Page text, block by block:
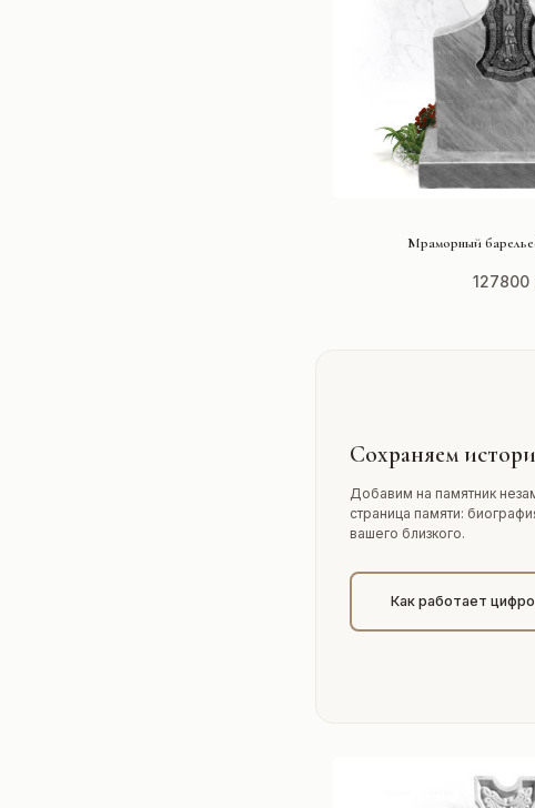
Мраморный
127800
Сохраняем
Добавим на памятник
страница памяти:
вашего близкого.
Как работает